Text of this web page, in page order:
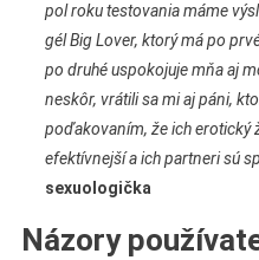
pol roku testovania máme
gél Big Lover, ktorý má po
po druhé uspokojuje mňa aj
neskôr, vrátili sa mi aj páni,
poďakovaním, že ich erotický
efektívnejší a ich partneri sú
sexuologička
Názory